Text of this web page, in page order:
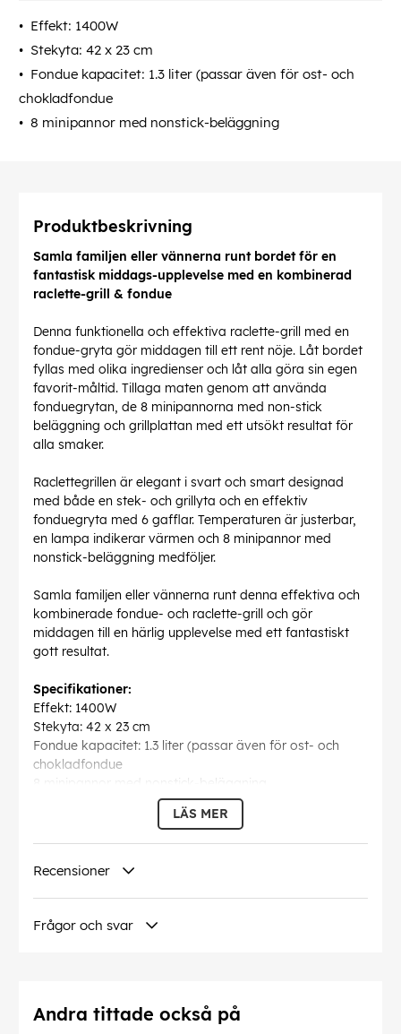
Effekt: 1400W
Stekyta: 42 x 23 cm
Fondue kapacitet: 1.3 liter (passar även för ost- och
chokladfondue
8 minipannor med nonstick-beläggning
Produktbeskrivning
Samla familjen eller vännerna runt bordet för en
fantastisk middags-upplevelse med en kombinerad
raclette-grill & fondue
Denna funktionella och effektiva raclette-grill med en
fondue-gryta gör middagen till ett rent nöje. Låt bordet
fyllas med olika ingredienser och låt alla göra sin egen
favorit-måltid. Tillaga maten genom att använda
fonduegrytan, de 8 minipannorna med non-stick
beläggning och grillplattan med ett utsökt resultat för
alla smaker.
Raclettegrillen är elegant i svart och smart designad
med både en stek- och grillyta och en effektiv
fonduegryta med 6 gafflar. Temperaturen är justerbar,
en lampa indikerar värmen och 8 minipannor med
nonstick-beläggning medföljer.
Samla familjen eller vännerna runt denna effektiva och
kombinerade fondue- och raclette-grill och gör
middagen till en härlig upplevelse med ett fantastiskt
gott resultat.
Specifikationer:
Effekt: 1400W
Stekyta: 42 x 23 cm
Fondue kapacitet: 1.3 liter (passar även för ost- och
chokladfondue
8 minipannor med nonstick-beläggning
Justerbar temperatur
Grillyta: Aluminium
7333282003548
EAN:
LÄS MER
Recensioner
Frågor och svar
Andra tittade också på